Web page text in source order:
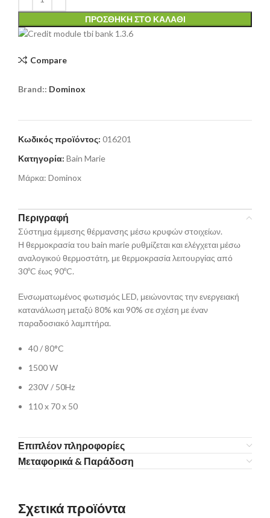
ΠΡΟΣΘΉΚΗ ΣΤΟ ΚΑΛΆΘΙ
Compare
Brand:: Dominox
Κωδικός προϊόντος: 016201
Κατηγορία: Bain Marie
Μάρκα: Dominox
Περιγραφή
Σύστημα έμμεσης θέρμανσης μέσω κρυφών στοιχείων.
Η θερμοκρασία του bain marie ρυθμίζεται και ελέγχεται μέσω
αναλογικού θερμοστάτη, με θερμοκρασία λειτουργίας από
30ºC έως 90ºC.
Ενσωματωμένος φωτισμός LED, μειώνοντας την ενεργειακή
κατανάλωση μεταξύ 80% και 90% σε σχέση με έναν
παραδοσιακό λαμπτήρα.
40 / 80°C
1500 W
230V / 50Hz
110 x 70 x 50
Επιπλέον πληροφορίες
Μεταφορικά & Παράδοση
Σχετικά προϊόντα